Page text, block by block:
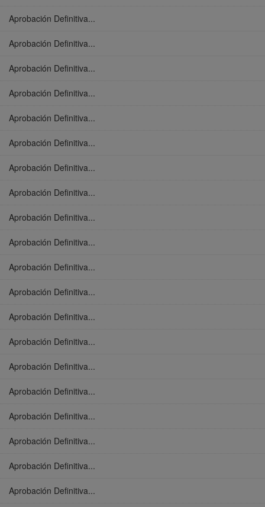
Aprobación Definitiva...
Aprobación Definitiva...
Aprobación Definitiva...
Aprobación Definitiva...
Aprobación Definitiva...
Aprobación Definitiva...
Aprobación Definitiva...
Aprobación Definitiva...
Aprobación Definitiva...
Aprobación Definitiva...
Aprobación Definitiva...
Aprobación Definitiva...
Aprobación Definitiva...
Aprobación Definitiva...
Aprobación Definitiva...
Aprobación Definitiva...
Aprobación Definitiva...
Aprobación Definitiva...
Aprobación Definitiva...
Aprobación Definitiva...